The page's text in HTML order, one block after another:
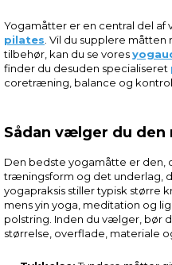
Yogamåtter er en central del af
pilates. Vil du supplere
tilbehør, kan du se vores
finder du desuden specialiseret
coretræning, balance og
Sådan vælger du
Den bedste yogamåtte er den,
træningsform og det underlag,
yogapraksis stiller typisk større
mens yin yoga, meditation og
polstring. Inden du vælger, bør
størrelse, overflade, materiale